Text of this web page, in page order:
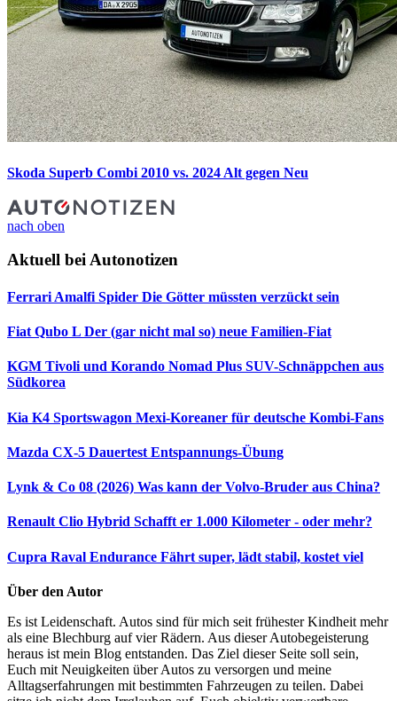
Skoda Superb Combi 2010 vs. 2024 Alt gegen Neu
nach oben
Aktuell bei Autonotizen
Ferrari Amalfi Spider Die Götter müssten verzückt sein
Fiat Qubo L Der (gar nicht mal so) neue Familien-Fiat
KGM Tivoli und Korando Nomad Plus SUV-Schnäppchen aus
Südkorea
Kia K4 Sportswagon Mexi-Koreaner für deutsche Kombi-Fans
Mazda CX-5 Dauertest Entspannungs-Übung
Lynk & Co 08 (2026) Was kann der Volvo-Bruder aus China?
Renault Clio Hybrid Schafft er 1.000 Kilometer - oder mehr?
Cupra Raval Endurance Fährt super, lädt stabil, kostet viel
Über den Autor
Es ist Leidenschaft. Autos sind für mich seit frühester Kindheit mehr
als eine Blechburg auf vier Rädern. Aus dieser Autobegeisterung
heraus ist mein Blog entstanden. Das Ziel dieser Seite soll sein,
Euch mit Neuigkeiten über Autos zu versorgen und meine
Alltagserfahrungen mit bestimmten Fahrzeugen zu teilen. Dabei